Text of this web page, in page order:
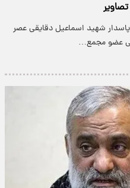
شهید اسماعیل دقایقی عصر